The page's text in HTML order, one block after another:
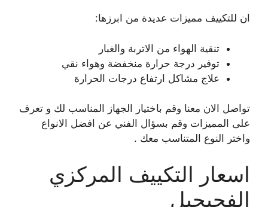
ان للتكييف مميزات عديدة من ابرزها:
تنقية الهواء من الاتربة والغبار
توفير درجة حرارة منخفضة وهواء نقي
علاج مشاكل ارتفاع درجات الحرارة
تواصل الان معنا وقم باختيار الجهاز المناسب لك و تعرف
على المميزات وقم بسؤال الفني عن افضل الانواع
واختر النوع المتناسب معك .
اسعار التكييف المركزي
الفحيحيل